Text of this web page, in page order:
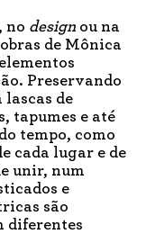
no design ou na
de Mônica
Preservando
de
tapumes e até
tempo, como
cada lugar e de
unir, num
e
são
diferentes